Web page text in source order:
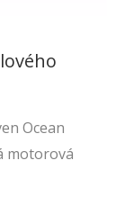
Ocean
motorová